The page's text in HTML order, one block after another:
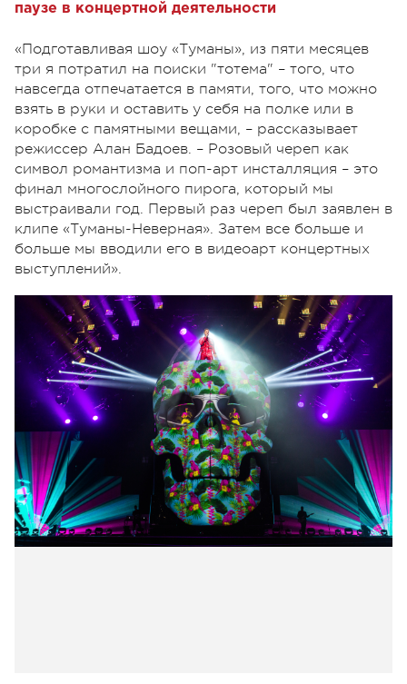
паузе в концертной деятельности
«Подготавливая шоу «Туманы», из пяти месяцев
три я потратил на поиски "тотема" – того, что
навсегда отпечатается в памяти, того, что можно
взять в руки и оставить у себя на полке или в
коробке с памятными вещами, – рассказывает
режиссер Алан Бадоев. – Розовый череп как
символ романтизма и поп-арт инсталляция – это
финал многослойного пирога, который мы
выстраивали год. Первый раз череп был заявлен в
клипе «Туманы-Неверная». Затем все больше и
больше мы вводили его в видеоарт концертных
выступлений».